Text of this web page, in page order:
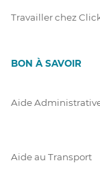
Travailler chez
BON À SAVOIR
Aide
Aide au Transport